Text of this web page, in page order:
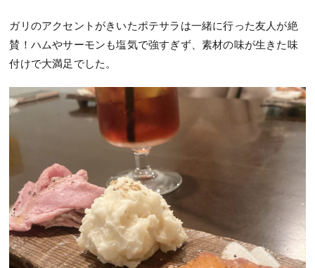
ガリのアクセントがきいたポテサラは一緒に行った友人が絶
賛！ハムやサーモンも塩気で強すぎず、素材の味が生きた味
付けで大満足でした。